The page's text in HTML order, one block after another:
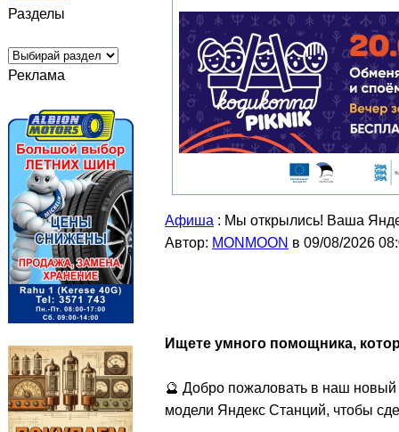
Разделы
Реклама
Афиша : Мы открылись! Ваша
Автор: MONMOON в 09/08/2026
Ищете умного помощника,
🔮 Добро пожаловать в наш новый
модели Яндекс Станций, чтобы